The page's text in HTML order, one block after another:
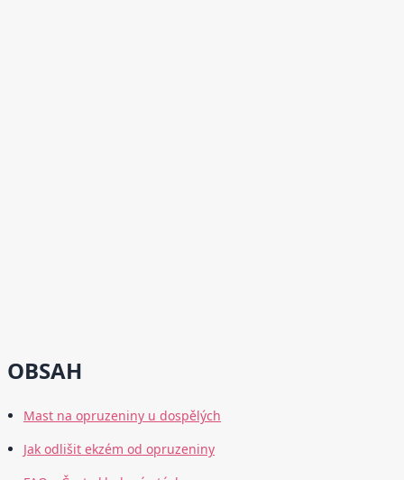
OBSAH
Mast na opruzeniny u dospělých
Jak odlišit ekzém od opruzeniny